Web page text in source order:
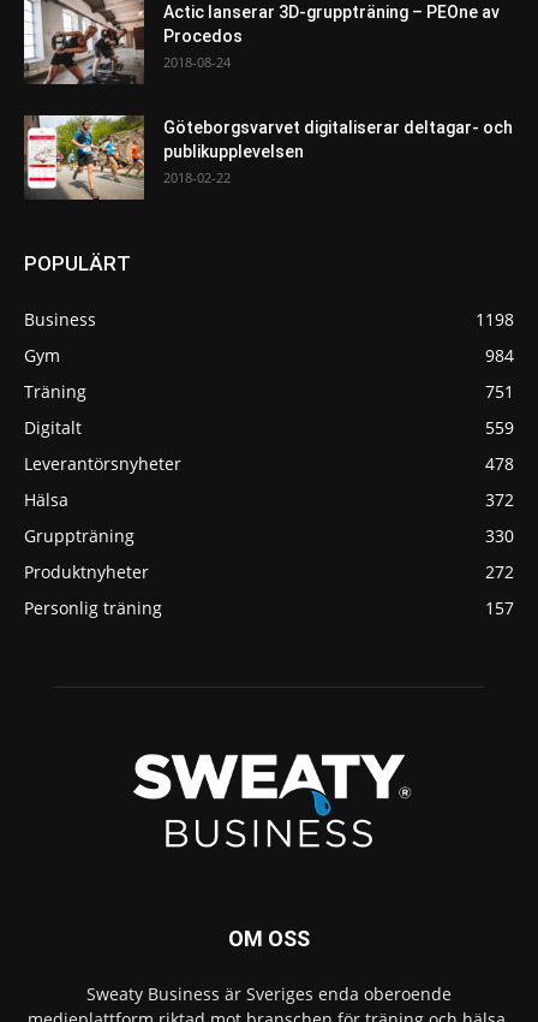
Actic lanserar 3D-gruppträning – PEOne av
Procedos
2018-08-24
Göteborgsvarvet digitaliserar deltagar- och
publikupplevelsen
2018-02-22
POPULÄRT
Business
1198
Gym
984
Träning
751
Digitalt
559
Leverantörsnyheter
478
Hälsa
372
Gruppträning
330
Produktnyheter
272
Personlig träning
157
OM OSS
Sweaty Business är Sveriges enda oberoende